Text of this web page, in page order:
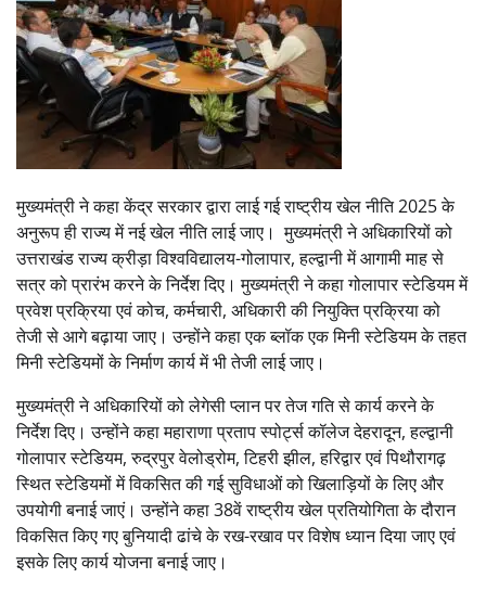
मुख्यमंत्री ने कहा केंद्र सरकार द्वारा लाई गई राष्ट्रीय खेल नीति 2025 के
अनुरूप ही राज्य में नई खेल नीति लाई जाए। मुख्यमंत्री ने अधिकारियों को
उत्तराखंड राज्य क्रीड़ा विश्वविद्यालय-गोलापार, हल्द्वानी में आगामी माह से
सत्र को प्रारंभ करने के निर्देश दिए। मुख्यमंत्री ने कहा गोलापार स्टेडियम में
प्रवेश प्रक्रिया एवं कोच, कर्मचारी, अधिकारी की नियुक्ति प्रक्रिया को
तेजी से आगे बढ़ाया जाए। उन्होंने कहा एक ब्लॉक एक मिनी स्टेडियम के तहत
मिनी स्टेडियमों के निर्माण कार्य में भी तेजी लाई जाए।
मुख्यमंत्री ने अधिकारियों को लेगेसी प्लान पर तेज गति से कार्य करने के
निर्देश दिए। उन्होंने कहा महाराणा प्रताप स्पोर्ट्स कॉलेज देहरादून, हल्द्वानी
गोलापार स्टेडियम, रुद्रपुर वेलोड्रोम, टिहरी झील, हरिद्वार एवं पिथौरागढ़
स्थित स्टेडियमों में विकसित की गई सुविधाओं को खिलाड़ियों के लिए और
उपयोगी बनाई जाएं। उन्होंने कहा 38वें राष्ट्रीय खेल प्रतियोगिता के दौरान
विकसित किए गए बुनियादी ढांचे के रख-रखाव पर विशेष ध्यान दिया जाए एवं
इसके लिए कार्य योजना बनाई जाए।